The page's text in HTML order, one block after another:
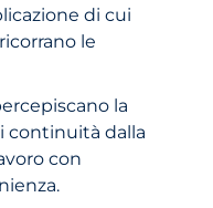
di cui
le
la
continuità dalla
con